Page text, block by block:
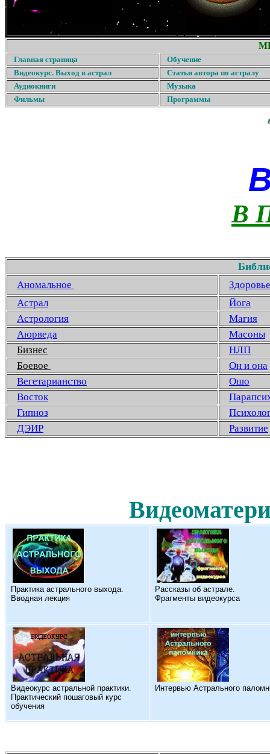
Главная страница
Обучение
Видеокурс. Выход в астрал
Статьи автора по астралу
Аудиокниги
Музыка
Фильмы
Программы
В
Аномальное
Здоровье
Астрал
Йога
Астрология
Магия
Аюрведа
Масоны
Бизнес
НЛП
Боевое
Он и она
Вегетарианство
Ошо
Восток
Гипноз
ДЭИР
Развитие
Практика астрального выхода.
Вводная лекция
Рассказы об астрале.
Фрагменты видеокурса
Видеокурс астральной практики.
Практический пошаговый курс
обучения
Интервью Астрального